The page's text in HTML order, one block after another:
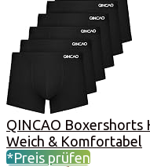
QINCAO Boxershorts
Weich & Komfortabel
*Preis prüfen